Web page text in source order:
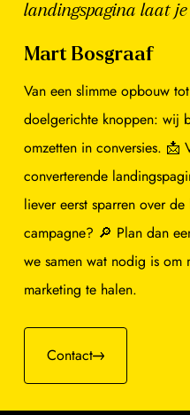
landingspagina laat je
Mart Bosgraaf
Van een slimme opbouw
doelgerichte knoppen: wij
omzetten in conversies. 📩
converterende
liever eerst sparren over
campagne? 🔎 Plan dan
we samen wat nodig is om
marketing te halen.
Contact